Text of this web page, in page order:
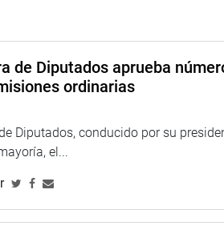
de Diputados aprueba
ordinarias
Diputados, conducido por su
el...